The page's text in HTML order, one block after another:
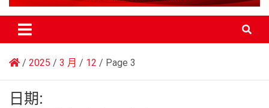
2025 3 月 12 Page 3
日期: